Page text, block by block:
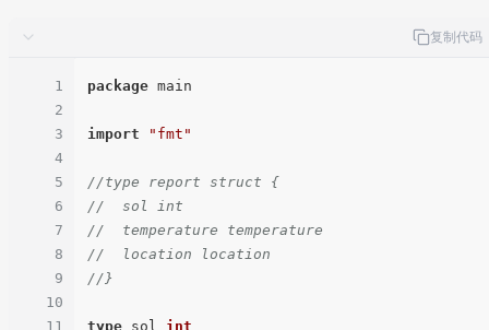
复制代码
1
2
3
4
5
6
7
8
9
10
11
package main
import "fmt"
//type report struct {
//  sol int
//  temperature temperature
//  location location
//}
type sol int